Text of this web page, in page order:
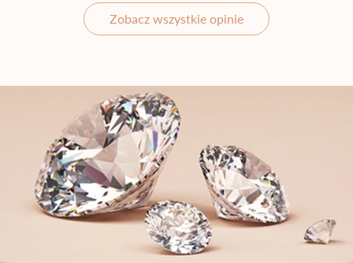
Zobacz wszystkie opinie